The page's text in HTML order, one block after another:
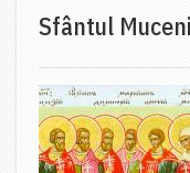
Sfântul